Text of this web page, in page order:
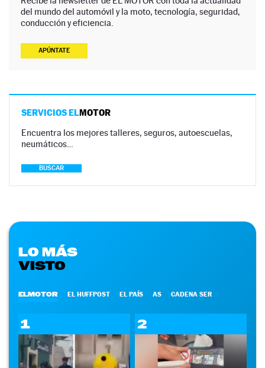
del mundo del automóvil y la moto, tecnología, seguridad,
conducción y eficiencia.
APÚNTATE
SERVICIOS ELMOTOR
Encuentra los mejores talleres, seguros, autoescuelas,
neumáticos…
BUSCAR
LO MÁS
VISTO
ELMOTOR EL HUFFPOST EL PAÍS AS CADENA SER
1 2